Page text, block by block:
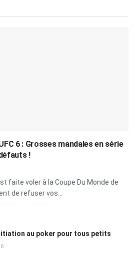
6 : Grosses mandales en série
!
faite voler à la Coupe Du Monde de
de refuser vos...
au poker pour tous petits